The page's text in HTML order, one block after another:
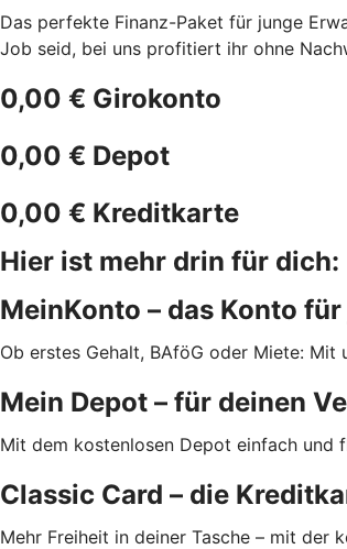
Das perfekte Finanz-Paket für junge
Job seid, bei uns profitiert ihr ohne
0,00 € Girokonto
0,00 € Depot
0,00 € Kreditkarte
Hier ist mehr drin für dich:
MeinKonto – das Konto
Ob erstes Gehalt, BAföG oder Miete:
Mein Depot – für deinen
Mit dem kostenlosen Depot einfach und
Classic Card – die
Mehr Freiheit in deiner Tasche – mit der